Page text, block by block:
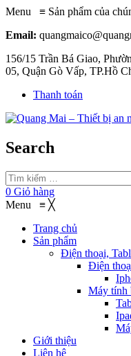
Menu ≡ Sản phẩm của
Email:
156/15 Trần Bá Giao,
05, Quận Gò Vấp, TP.Hồ
Thanh toán
Search
0 Giỏ hàng
Menu ≡ ╳
Trang chủ
Sản phẩm
Điện thoại,
Điện
Máy tính
Giới thiệu
Liên hệ